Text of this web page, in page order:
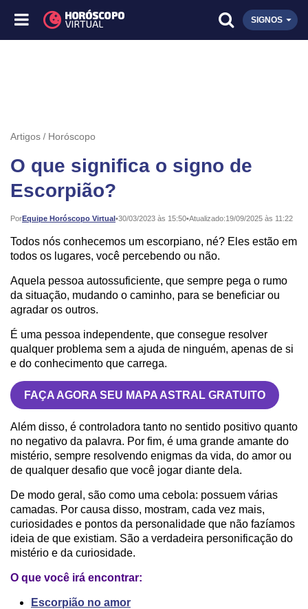
SIGNOS
Artigos Horóscopo
O que significa o signo de
Escorpião?
PorEquipe Horóscopo Virtual•
Publicado: 30/03/2023 às 15:50•Atualizado:19/09/2025 às 11:22
Todos nós conhecemos um escorpiano, né? Eles estão em
todos os lugares, você percebendo ou não.
Aquela pessoa autossuficiente, que sempre pega o rumo
da situação, mudando o caminho, para se beneficiar ou
agradar os outros.
É uma pessoa independente, que consegue resolver
qualquer problema sem a ajuda de ninguém, apenas de si
e do conhecimento que carrega.
FAÇA AGORA SEU MAPA ASTRAL GRATUITO
Além disso, é controladora tanto no sentido positivo quanto
no negativo da palavra. Por fim, é uma grande amante do
mistério, sempre resolvendo enigmas da vida, do amor ou
de qualquer desafio que você jogar diante dela.
De modo geral, são como uma cebola: possuem várias
camadas. Por causa disso, mostram, cada vez mais,
curiosidades e pontos da personalidade que não fazíamos
ideia de que existiam. São a verdadeira personificação do
mistério e da curiosidade.
O que você irá encontrar:
Escorpião no amor